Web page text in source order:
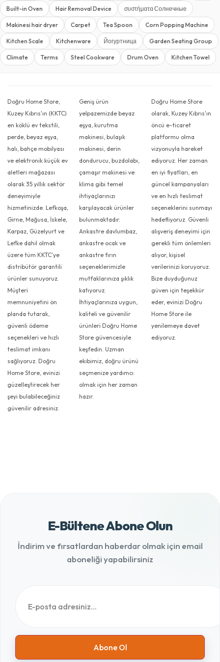
Built-in Oven Hair Removal Device συστήματα Солнечные
Makinesi hair dryer Carpet Tea Spoon Corn Popping Machine
Kitchen Scale Kitchenware Йогуртница Garden Seating Group
Climate Terms Steel Cookware Drum Oven Kitchen Towel
Doğru Home Store,
Kuzey Kıbrıs'ın (KKTC)
en köklü ev tekstili,
perde, beyaz eşya,
halı, bahçe mobilyası
ve elektronik küçük ev
aletleri mağazası
olarak 35 yıllık sektör
deneyimiyle
hizmetinizde. Lefkoşa,
Girne, Mağusa, İskele,
Karpaz, Güzelyurt ve
Lefke dahil olmak
üzere tüm KKTC'ye
distribütör garantili
ürünler sunuyoruz.
Müşteri
memnuniyetini ön
planda tutarak,
güvenli ödeme
seçenekleri ve hızlı
teslimat imkanı
sağlıyoruz. Doğru
Home Store, evinizi
güzelleştirecek her
şeyi bulabileceğiniz
güvenilir adresiniz.
Geniş ürün
yelpazemizde beyaz
eşya, kurutma
makinesi, bulaşık
makinesi, derin
dondurucu, buzdolabı,
çamaşır makinesi ve
klima gibi temel
ihtiyaçlarınızı
karşılayacak ürünler
bulunmaktadır.
Ankastre davlumbaz,
ankastre ocak ve
ankastre fırın
seçeneklerimizle
mutfaklarınıza şıklık
katıyoruz.
İhtiyaçlarınıza uygun,
kaliteli ve güvenilir
ürünleri Doğru Home
Store güvencesiyle
keşfedin. Uzman
ekibimiz, doğru ürünü
seçmenize yardımcı
olmak için her zaman
hazır.
Doğru Home Store
olarak, Kuzey Kıbrıs'ın
öncü e-ticaret
platformu olma
vizyonuyla hareket
ediyoruz. Her zaman
en iyi fiyatları, en
güncel kampanyaları
ve en hızlı teslimat
seçeneklerini sunmayı
hedefliyoruz. Güvenli
alışveriş deneyimi için
gerekli tüm önlemleri
alıyor, kişisel
verilerinizi koruyoruz.
Bize duyduğunuz
güven için teşekkür
eder, evinizi Doğru
Home Store ile
yenilemeye davet
ediyoruz.
E-Bültene Abone Olun
İndirim ve fırsatlardan haberdar olmak için email
aboneliği yapabilirsiniz
Abone Ol